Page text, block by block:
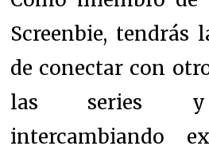
Screenbie, tendrás
de conectar con
las series y
intercambiando